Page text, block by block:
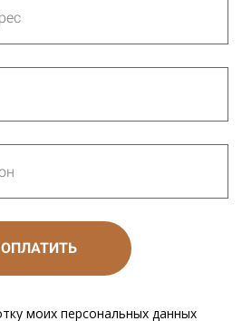
ОПЛАТИТЬ
моих персональных данных